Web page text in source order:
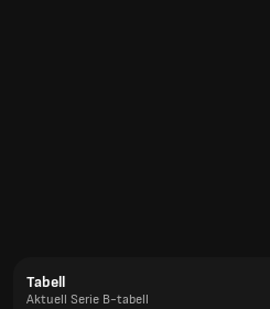
Tabell
Aktuell Serie B-tabell